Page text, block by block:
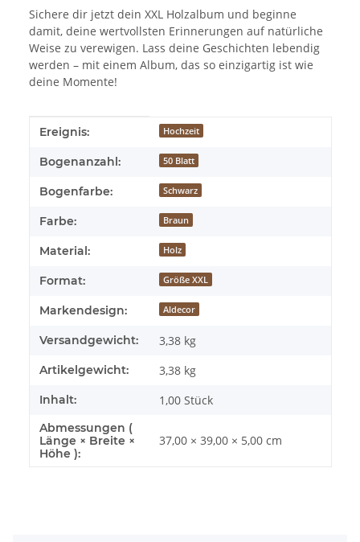
Sichere dir jetzt dein XXL Holzalbum und beginne
damit, deine wertvollsten Erinnerungen auf natürliche
Weise zu verewigen. Lass deine Geschichten lebendig
werden – mit einem Album, das so einzigartig ist wie
deine Momente!
Produkteigenschaft
Wert
Ereignis: Hochzeit
Bogenanzahl: 50 Blatt
Bogenfarbe: Schwarz
Farbe: Braun
Material: Holz
Format: Größe XXL
Markendesign: Aldecor
Versandgewicht: 3,38 kg
Artikelgewicht: 3,38 kg
Inhalt: 1,00 Stück
Abmessungen (
Länge × Breite ×
Höhe ):
37,00 × 39,00 × 5,00 cm